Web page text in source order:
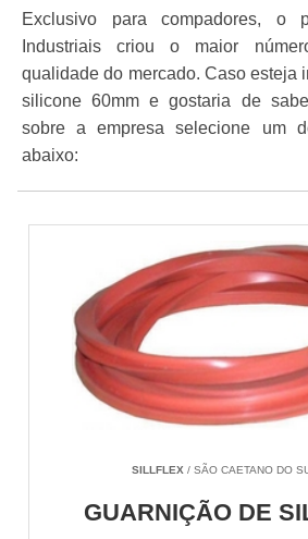
Exclusivo para compadores, o
Industriais criou o maior
qualidade do mercado. Caso esteja
silicone 60mm e gostaria de
sobre a empresa selecione um
abaixo:
SILLFLEX / SÃO CAETANO DO
GUARNIÇÃO DE